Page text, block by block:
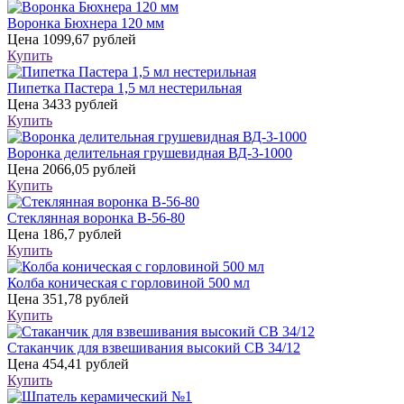
Воронка Бюхнера 120 мм
Цена 1099,67 рублей
Купить
Пипетка Пастера 1,5 мл нестерильная
Цена 3433 рублей
Купить
Воронка делительная грушевидная ВД-3-1000
Цена 2066,05 рублей
Купить
Стеклянная воронка В-56-80
Цена 186,7 рублей
Купить
Колба коническая с горловиной 500 мл
Цена 351,78 рублей
Купить
Стаканчик для взвешивания высокий СВ 34/12
Цена 454,41 рублей
Купить